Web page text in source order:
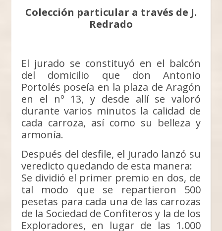
Colección particular a través de J.
Redrado
El jurado se constituyó en el balcón
del domicilio que don Antonio
Portolés poseía en la plaza de Aragón
en el nº 13, y desde allí se valoró
durante varios minutos la calidad de
cada carroza, así como su belleza y
armonía.
Después del desfile, el jurado lanzó su
veredicto quedando de esta manera:
Se dividió el primer premio en dos, de
tal modo que se repartieron 500
pesetas para cada una de las carrozas
de la Sociedad de Confiteros y la de los
Exploradores, en lugar de las 1.000